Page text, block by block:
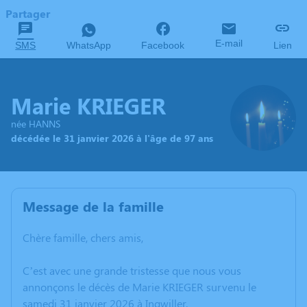
Partager
SMS WhatsApp Facebook E-mail Lien
Marie KRIEGER
née HANNS
décédée le 31 janvier 2026 à l'âge de 97 ans
Message de la famille
Chère famille, chers amis,
C’est avec une grande tristesse que nous vous
annonçons le décès de Marie KRIEGER survenu le
samedi 31 janvier 2026 à Ingwiller.